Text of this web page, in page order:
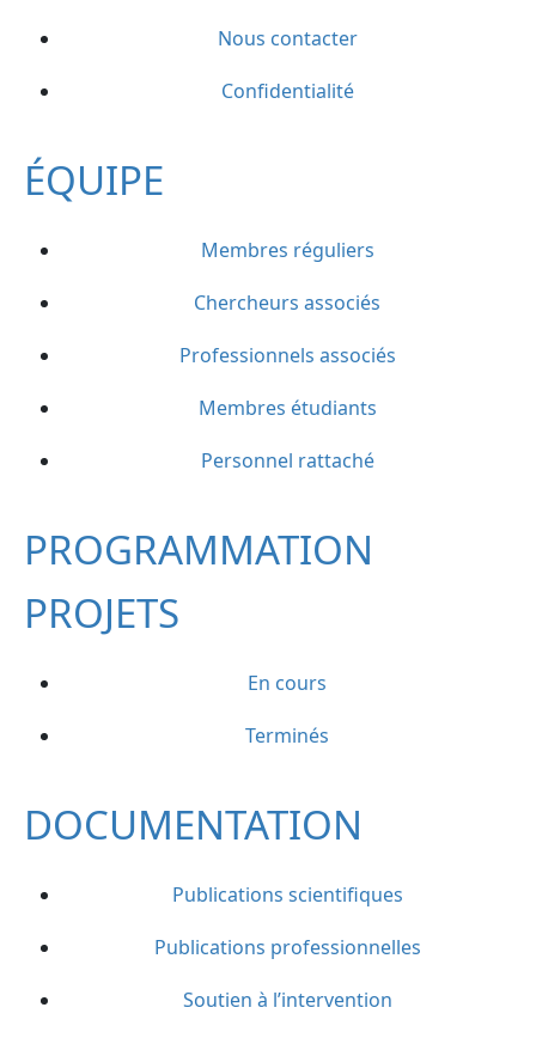
Nous contacter
Confidentialité
ÉQUIPE
Membres réguliers
Chercheurs associés
Professionnels associés
Membres étudiants
Personnel rattaché
PROGRAMMATION
PROJETS
En cours
Terminés
DOCUMENTATION
Publications scientifiques
Publications professionnelles
Soutien à l’intervention